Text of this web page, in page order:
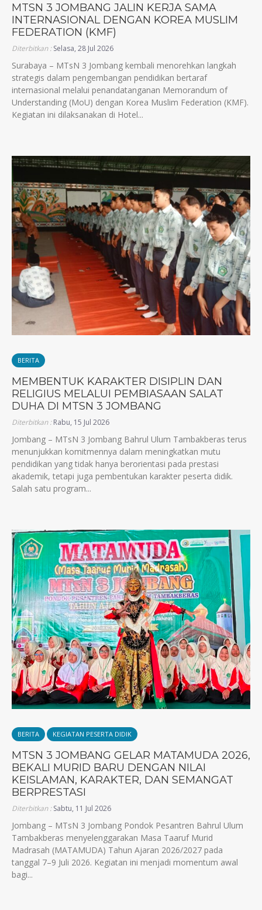
MTSN 3 JOMBANG JALIN KERJA SAMA
INTERNASIONAL DENGAN KOREA MUSLIM
FEDERATION (KMF)
Diterbitkan :Selasa, 28 Jul 2026
Surabaya – MTsN 3 Jombang kembali menorehkan langkah
strategis dalam pengembangan pendidikan bertaraf
internasional melalui penandatanganan Memorandum of
Understanding (MoU) dengan Korea Muslim Federation (KMF).
Kegiatan ini dilaksanakan di Hotel...
BERITA
MEMBENTUK KARAKTER DISIPLIN DAN
RELIGIUS MELALUI PEMBIASAAN SALAT
DUHA DI MTSN 3 JOMBANG
Diterbitkan :Rabu, 15 Jul 2026
Jombang – MTsN 3 Jombang Bahrul Ulum Tambakberas terus
menunjukkan komitmennya dalam meningkatkan mutu
pendidikan yang tidak hanya berorientasi pada prestasi
akademik, tetapi juga pembentukan karakter peserta didik.
Salah satu program...
BERITA KEGIATAN PESERTA DIDIK
MTSN 3 JOMBANG GELAR MATAMUDA 2026,
BEKALI MURID BARU DENGAN NILAI
KEISLAMAN, KARAKTER, DAN SEMANGAT
BERPRESTASI
Diterbitkan :Sabtu, 11 Jul 2026
Jombang – MTsN 3 Jombang Pondok Pesantren Bahrul Ulum
Tambakberas menyelenggarakan Masa Taaruf Murid
Madrasah (MATAMUDA) Tahun Ajaran 2026/2027 pada
tanggal 7–9 Juli 2026. Kegiatan ini menjadi momentum awal
bagi...